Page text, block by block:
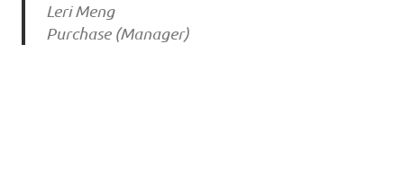
Leri Meng
Purchase (Manager)